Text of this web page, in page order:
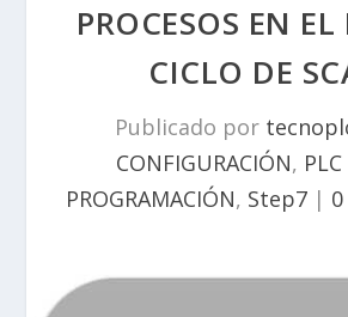
PROCESOS EN EL
CICLO DE
Publicado por
CONFIGURACIÓN,
PROGRAMACIÓN, Step7| 0